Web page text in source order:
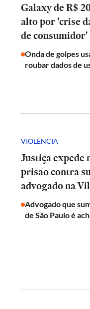
Galaxy de R$
alto por 'crise
de consumidor'
Onda de golpes
roubar dados de
VIOLÊNCIA
Justiça expede
prisão contra
advogado na
Advogado que
de São Paulo é